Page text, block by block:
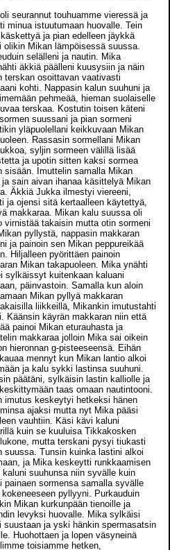
seurannut touhuamme vieressä ja
minua istuutumaan huovalle. Tein
ja pian edelleen jäykkä
olikin Mikan lämpöisessä suussa.
selälleni ja nautin. Mika
äkkiä päälleni kuusysiin ja näin
terskan osoittavan vaativasti
kohti. Nappasin kalun suuhuni ja
pehmeää, hieman suolaiselle
terskaa. Kostutin toisen käteni
suussani ja pian sormeni
yläpuolellani keikkuvaan Mikan
Rassasin sormellani Mikan
syljin sormeen välillä lisää
ja upotin sitten kaksi sormea
sisään. Imuttelin samalla Mikan
ja sain aivan ihanaa käsittelyä Mikan
Äkkiä Jukka ilmestyi viereeni,
ja ojensi sitä kertaalleen käytettyä,
makkaraa. Mikan kalu suussa oli
virnistää takaisin mutta otin sormeni
pyllystä, nappasin makkaran
ja painoin sen Mikan peppureikää
Hiljalleen pyörittäen painoin
Mikan takapuoleen. Mika ynähti
sylkäissyt kuitenkaan kaluani
päinvastoin. Samalla kun aloin
Mikan pyllyä makkaran
liikkeillä, Mikankin imutustahti
Käänsin käyrän makkaran niin että
painoi Mikan eturauhasta ja
makkaraa jolloin Mika sai oikein
hieronnan g-pisteeseensä. Eihän
mennyt kun Mikan lantio alkoi
ja kalu sykki lastinsa suuhuni.
päätäni, sylkäisin lastin kalliolle ja
taas omaan nautintooni.
imutus keskeytyi hetkeksi hänen
ajaksi mutta nyt Mika pääsi
vauhtiin. Käsi kävi kaluni
kuin se kuuluisa Tikkakosken
mutta terskani pysyi tiukasti
suussa. Tunsin kuinka lastini alkoi
ja Mika keskeytti runkkaamisen
kaluni suuhunsa niin syvälle kuin
painaen sormensa samalla syvälle
pyllyyni. Purkauduin
Mikan kurkunpään tienoille ja
levyksi huovalle. Mika sylkäisi
suustaan ja yski hänkin spermasatsin
Huohottaen ja lopen väsyneinä
toisiamme hetken,